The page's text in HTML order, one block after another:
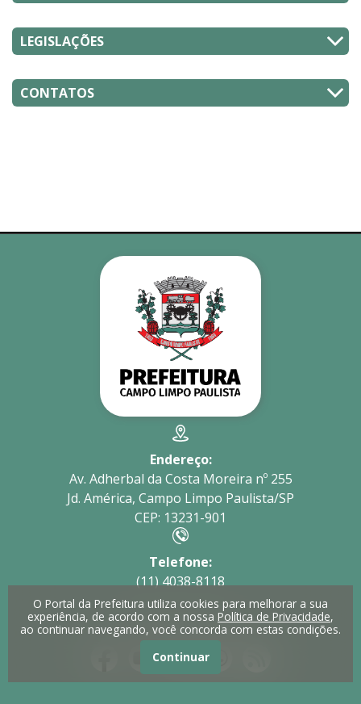
LEGISLAÇÕES
CONTATOS
Endereço:
Av. Adherbal da Costa Moreira nº 255
Jd. América, Campo Limpo Paulista/SP
CEP: 13231-901
Telefone:
(11) 4038-8118
Redes Sociais
O Portal da Prefeitura utiliza cookies para melhorar a sua
experiência, de acordo com a nossa Política de Privacidade,
ao continuar navegando, você concorda com estas condições.
Continuar